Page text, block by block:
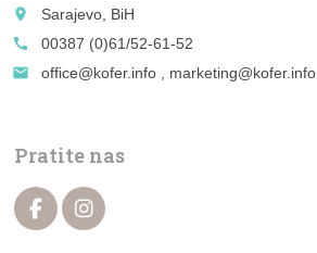
place
Sarajevo, BiH
call
00387 (0)61/52-61-52
email
office@kofer.info , marketing@kofer.info
Pratite nas